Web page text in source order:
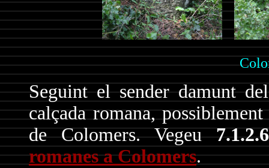
Seguint el sender damunt
calçada romana,
de Colomers. Vegeu
romanes a Colomers.